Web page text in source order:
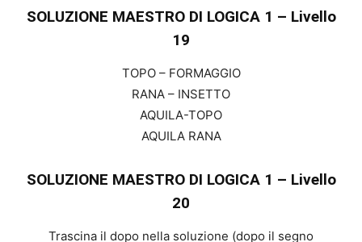
SOLUZIONE MAESTRO DI LOGICA 1 – Livello
19
TOPO – FORMAGGIO
RANA – INSETTO
AQUILA-TOPO
AQUILA RANA
SOLUZIONE MAESTRO DI LOGICA 1 – Livello
20
Trascina il dopo nella soluzione (dopo il segno